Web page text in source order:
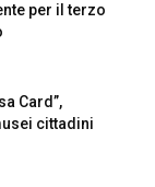
per il terzo
Card”,
cittadini